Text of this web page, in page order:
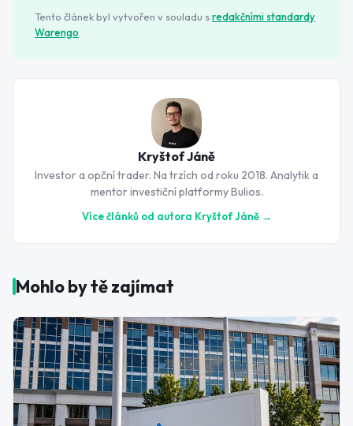
Tento článek byl vytvořen v souladu sredakčními standardy
Warengo
Kryštof Jáně
Investor a opční trader. Na trzích od roku 2018. Analytik a
mentor investiční platformy Bulios.
Více článků od autora Kryštof Jáně →
Mohlo by tě zajímat